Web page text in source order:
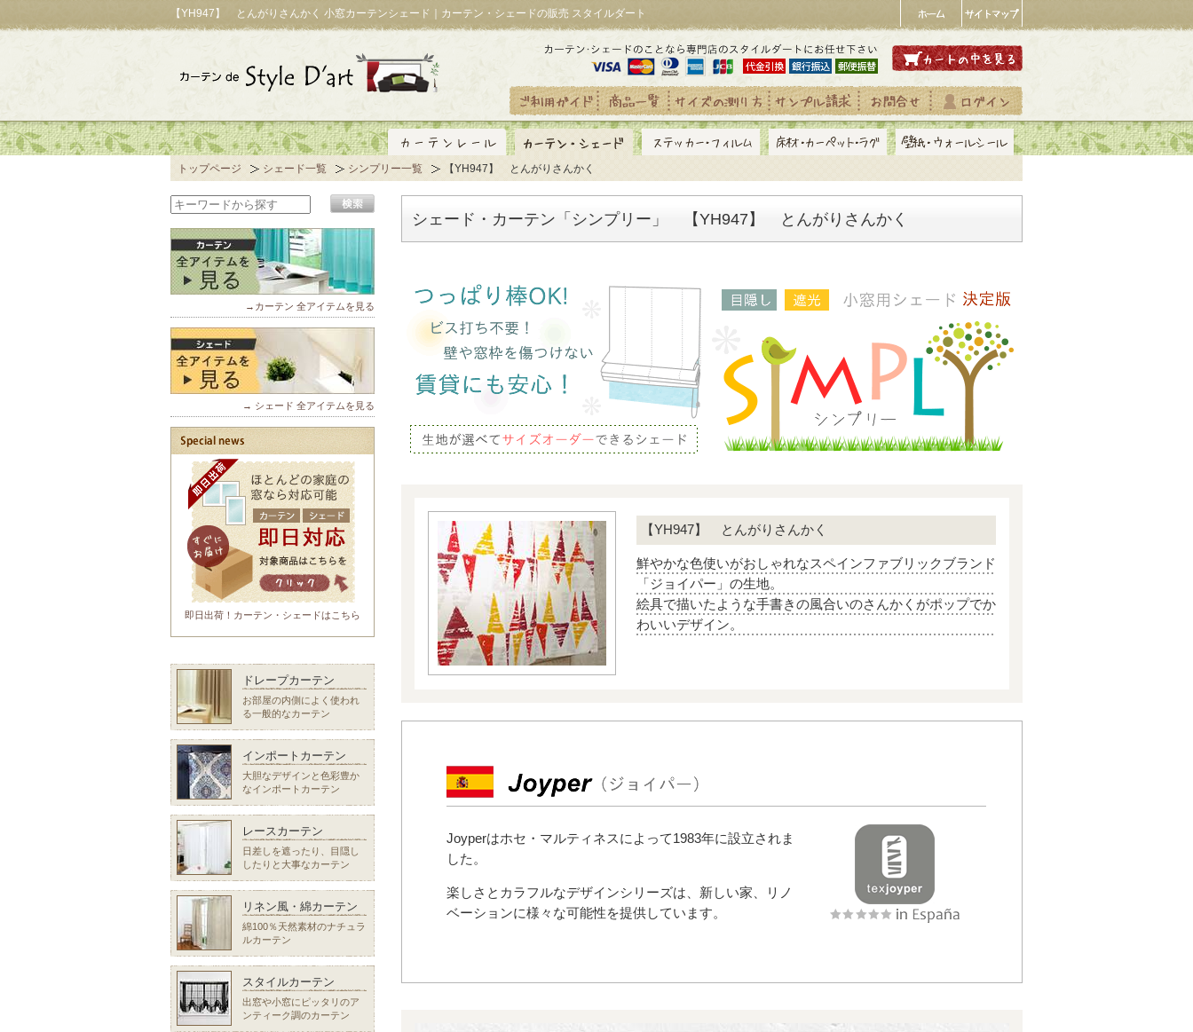
【YH947】 とんがりさんかく 小窓カーテンシェード｜カーテン・シェードの販売 スタイルダート
トップページ シェード一覧 シンプリー一覧 【YH947】 とんがりさんかく
シェード・カーテン「シンプリー」 【YH947】 とんがりさんかく
【YH947】 とんがりさんかく
鮮やかな色使いがおしゃれなスペインファブリックブランド
「ジョイパー」の生地。
絵具で描いたような手書きの風合いのさんかくがポップでか
わいいデザイン。
Joyperはホセ・マルティネスによって1983年に設立されま
した。
楽しさとカラフルなデザインシリーズは、新しい家、リノ
ベーションに様々な可能性を提供しています。
→カーテン 全アイテムを見る
→ シェード 全アイテムを見る
即日出荷！カーテン・シェードはこちら
ドレープカーテン
お部屋の内側によく使われ
る一般的なカーテン
インポートカーテン
大胆なデザインと色彩豊か
なインポートカーテン
レースカーテン
日差しを遮ったり、目隠し
したりと大事なカーテン
リネン風・綿カーテン
綿100％天然素材のナチュラ
ルカーテン
スタイルカーテン
出窓や小窓にピッタリのア
ンティーク調のカーテン